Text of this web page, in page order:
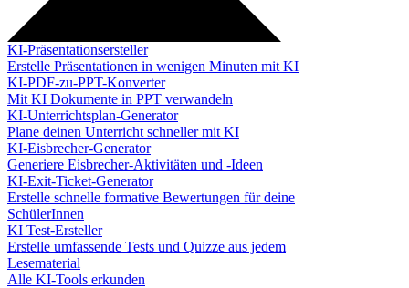
KI-Präsentationsersteller
Erstelle Präsentationen in wenigen Minuten mit KI
KI-PDF-zu-PPT-Konverter
Mit KI Dokumente in PPT verwandeln
KI-Unterrichtsplan-Generator
Plane deinen Unterricht schneller mit KI
KI-Eisbrecher-Generator
Generiere Eisbrecher-Aktivitäten und -Ideen
KI-Exit-Ticket-Generator
Erstelle schnelle formative Bewertungen für deine
SchülerInnen
KI Test-Ersteller
Erstelle umfassende Tests und Quizze aus jedem
Lesematerial
Alle KI-Tools erkunden